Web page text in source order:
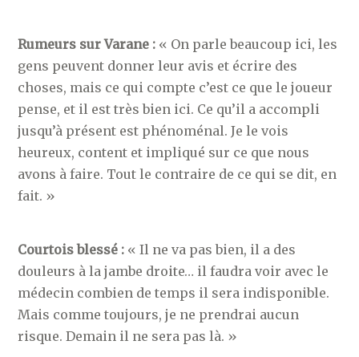
Rumeurs sur Varane : « On parle beaucoup ici, les
gens peuvent donner leur avis et écrire des
choses, mais ce qui compte c’est ce que le joueur
pense, et il est très bien ici. Ce qu’il a accompli
jusqu’à présent est phénoménal. Je le vois
heureux, content et impliqué sur ce que nous
avons à faire. Tout le contraire de ce qui se dit, en
fait. »
Courtois blessé : « Il ne va pas bien, il a des
douleurs à la jambe droite… il faudra voir avec le
médecin combien de temps il sera indisponible.
Mais comme toujours, je ne prendrai aucun
risque. Demain il ne sera pas là. »